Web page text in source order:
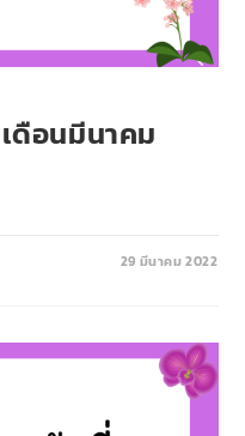
ดือนมีนาคม
29 มีนาคม 2022